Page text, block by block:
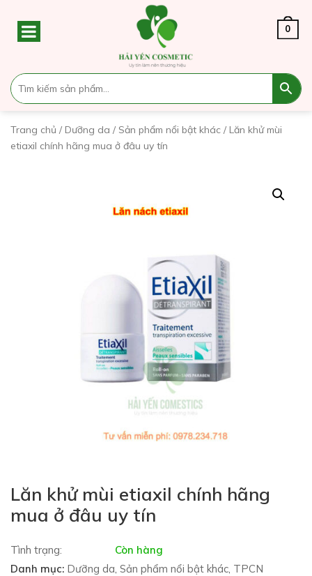
0
Trang chủ / Dưỡng da / Sản phẩm nổi bật khác / Lăn khử mùi
etiaxil chính hãng mua ở đâu uy tín
Lăn khử mùi etiaxil chính hãng
mua ở đâu uy tín
Tình trạng:
Còn hàng
Danh mục: Dưỡng da, Sản phẩm nổi bật khác, TPCN